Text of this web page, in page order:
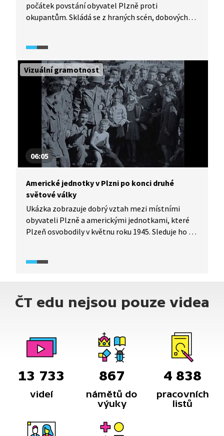
počátek povstání obyvatel Plzně proti
okupantům. Skládá se z hraných scén, dobových
a spontánní demonstrace a konflikty řadových
obyvatel Plzně s okupanty.
Vizuální gramotnost
06:05
Americké jednotky v Plzni po konci druhé
světové války
Ukázka zobrazuje dobrý vztah mezi místními
obyvateli Plzně a americkými jednotkami, které
Plzeň osvobodily v květnu roku 1945. Sleduje ho až
do Plzně. Nejen potraviny a léky, ale i renovace
dobové záběry a fotografie, výpovědi pamětníků
ČT edu nejsou pouze videa
13 733
videí
867
námětů do
výuky
4 838
pracovních
listů